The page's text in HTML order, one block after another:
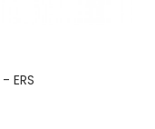
ERS